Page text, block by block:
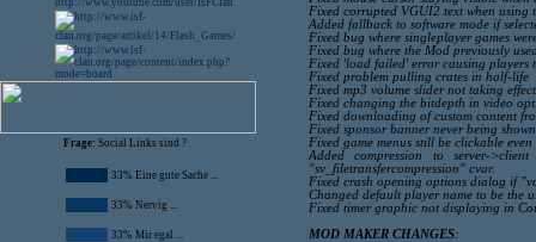
Frage: Social Links sind ?
33% Eine gute Sache ...
33% Nervig ...
33% Mir egal ...
Fixed corrupted VGUI2 text when using
Added fallback to software mode if
Fixed bug where singleplayer games
Fixed bug where the Mod previously
Fixed 'load failed' error causing players
Fixed problem pulling crates in half-life
Fixed mp3 volume slider not taking
Fixed changing the bitdepth in video
Fixed downloading of custom content
Fixed sponsor banner never being
Fixed game menus still be clickable
Added compression to server-
"sv_filetransfercompression" cvar.
Fixed crash opening options dialog if
Changed default player name to be the
Fixed timer graphic not displaying in
MOD MAKER CHANGES: